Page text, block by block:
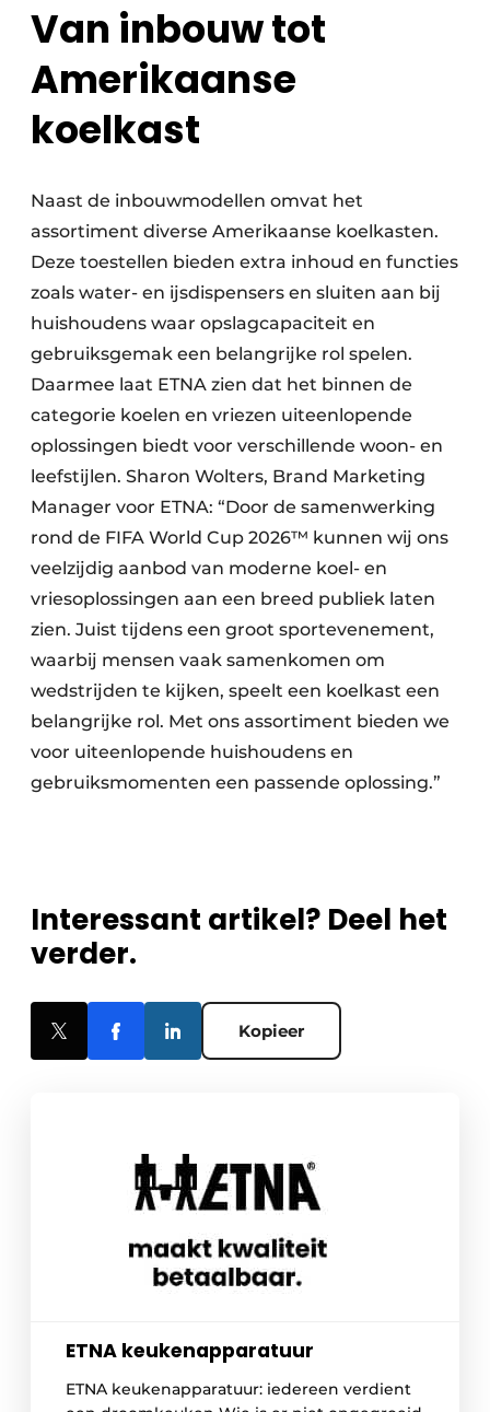
Van inbouw tot
Amerikaanse
koelkast
Naast de inbouwmodellen omvat het
assortiment diverse Amerikaanse koelkasten.
Deze toestellen bieden extra inhoud en functies
zoals water- en ijsdispensers en sluiten aan bij
huishoudens waar opslagcapaciteit en
gebruiksgemak een belangrijke rol spelen.
Daarmee laat ETNA zien dat het binnen de
categorie koelen en vriezen uiteenlopende
oplossingen biedt voor verschillende woon- en
leefstijlen. Sharon Wolters, Brand Marketing
Manager voor ETNA: “Door de samenwerking
rond de FIFA World Cup 2026™ kunnen wij ons
veelzijdig aanbod van moderne koel- en
vriesoplossingen aan een breed publiek laten
zien. Juist tijdens een groot sportevenement,
waarbij mensen vaak samenkomen om
wedstrijden te kijken, speelt een koelkast een
belangrijke rol. Met ons assortiment bieden we
voor uiteenlopende huishoudens en
gebruiksmomenten een passende oplossing.”
Interessant artikel? Deel het
verder.
Kopieer
ETNA keukenapparatuur
ETNA keukenapparatuur: iedereen verdient